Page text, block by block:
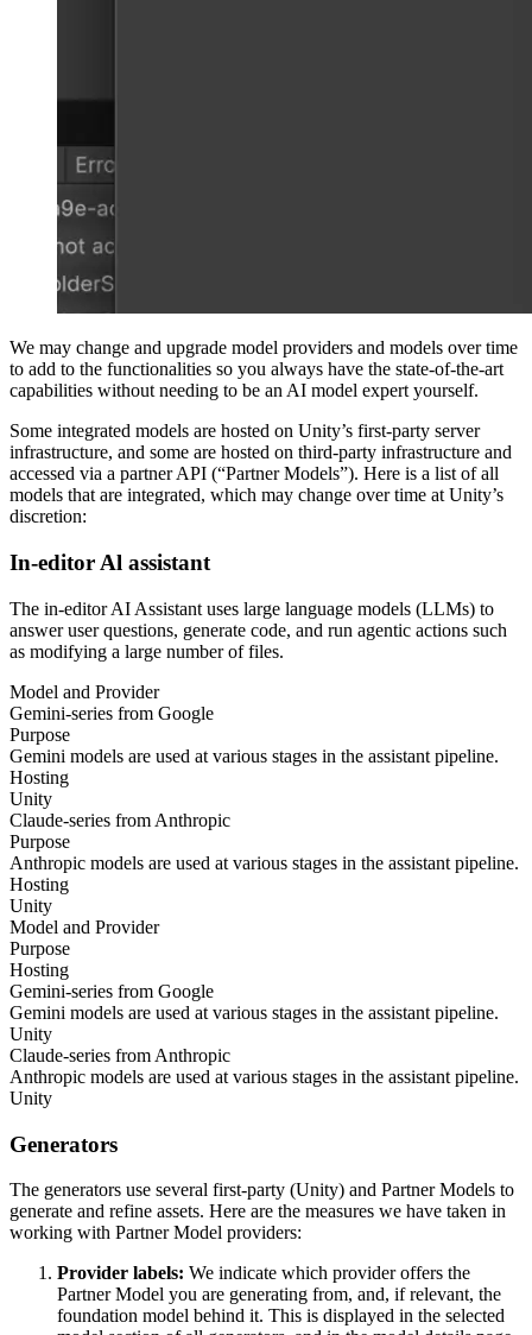
We may change and upgrade model providers and models over time
to add to the functionalities so you always have the state-of-the-art
capabilities without needing to be an AI model expert yourself.
Some integrated models are hosted on Unity’s first-party server
infrastructure, and some are hosted on third-party infrastructure and
accessed via a partner API (“Partner Models”). Here is a list of all
models that are integrated, which may change over time at Unity’s
discretion:
In-editor Al assistant
The in-editor AI Assistant uses large language models (LLMs) to
answer user questions, generate code, and run agentic actions such
as modifying a large number of files.
Model and Provider
Gemini-series from Google
Purpose
Gemini models are used at various stages in the assistant pipeline.
Hosting
Unity
Claude-series from Anthropic
Purpose
Anthropic models are used at various stages in the assistant pipeline.
Hosting
Unity
Model and Provider
Purpose
Hosting
Gemini-series from Google
Gemini models are used at various stages in the assistant pipeline.
Unity
Claude-series from Anthropic
Anthropic models are used at various stages in the assistant pipeline.
Unity
Generators
The generators use several first-party (Unity) and Partner Models to
generate and refine assets. Here are the measures we have taken in
working with Partner Model providers:
Provider labels: We indicate which provider offers the
Partner Model you are generating from, and, if relevant, the
foundation model behind it. This is displayed in the selected